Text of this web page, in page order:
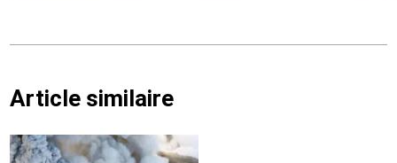
Article similaire